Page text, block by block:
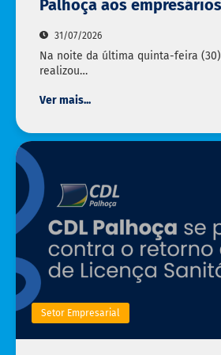
Palhoça aos empresários
31/07/2026
Na noite da última quinta-feira
realizou…
Ver mais...
Setor Empresarial